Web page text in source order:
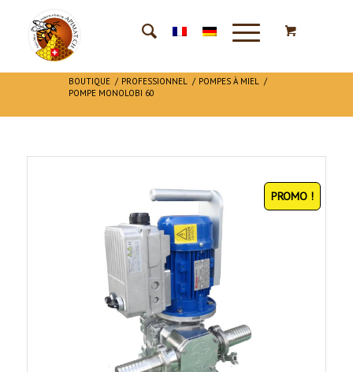
BOUTIQUE / PROFESSIONNEL / POMPES À MIEL /
POMPE MONOLOBI 60
PROMO !